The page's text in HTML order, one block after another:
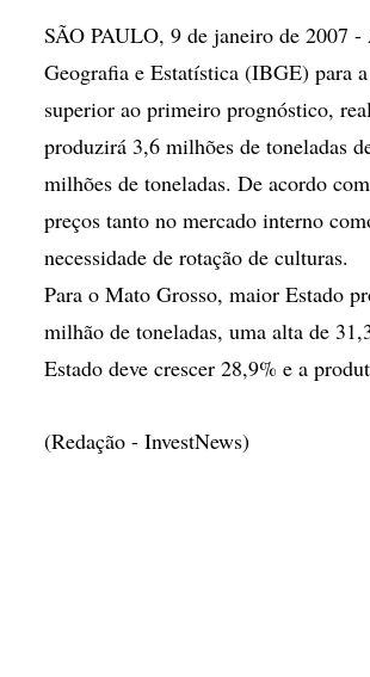
SÃO PAULO, 9 de janeiro de 2007
Geografia e Estatística (IBGE) para
superior ao primeiro prognóstico,
produzirá 3,6 milhões de toneladas
milhões de toneladas. De acordo
preços tanto no mercado interno
necessidade de rotação de culturas.
Para o Mato Grosso, maior Estado
milhão de toneladas, uma alta de
Estado deve crescer 28,9% e a
(Redação - InvestNews)